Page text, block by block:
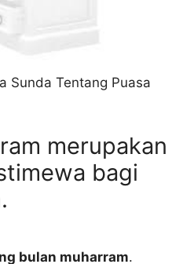
Sunda Tentang Puasa
merupakan
bagi
bulan muharram.